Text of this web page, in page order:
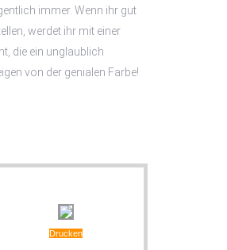
immer. Wenn ihr gut
werdet ihr mit einer
die ein unglaublich
von der genialen Farbe!
Drucken